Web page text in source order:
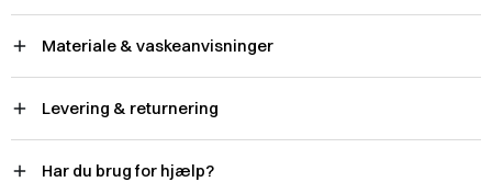
Materiale & vaskeanvisninger
Levering & returnering
Har du brug for hjælp?